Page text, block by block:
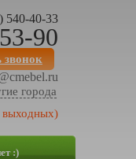
540-40-33
90
звонок
города
выходных)
:)